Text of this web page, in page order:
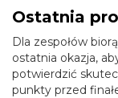
Ostatnia
Dla zespołów
ostatnia okazja,
potwierdzić
punkty przed